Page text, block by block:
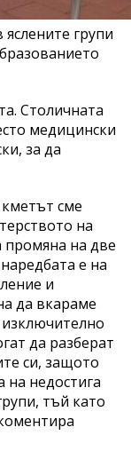
групи
Столичната
медицински
за да
сме
на
промяна на две
е на
и
да вкараме
да разберат
си, защото
на недостига
тъй като